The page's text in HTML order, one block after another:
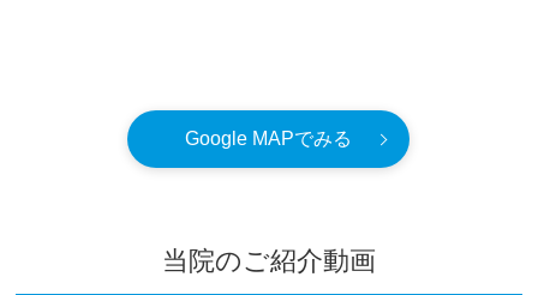
Google MAPでみる
当院のご紹介動画